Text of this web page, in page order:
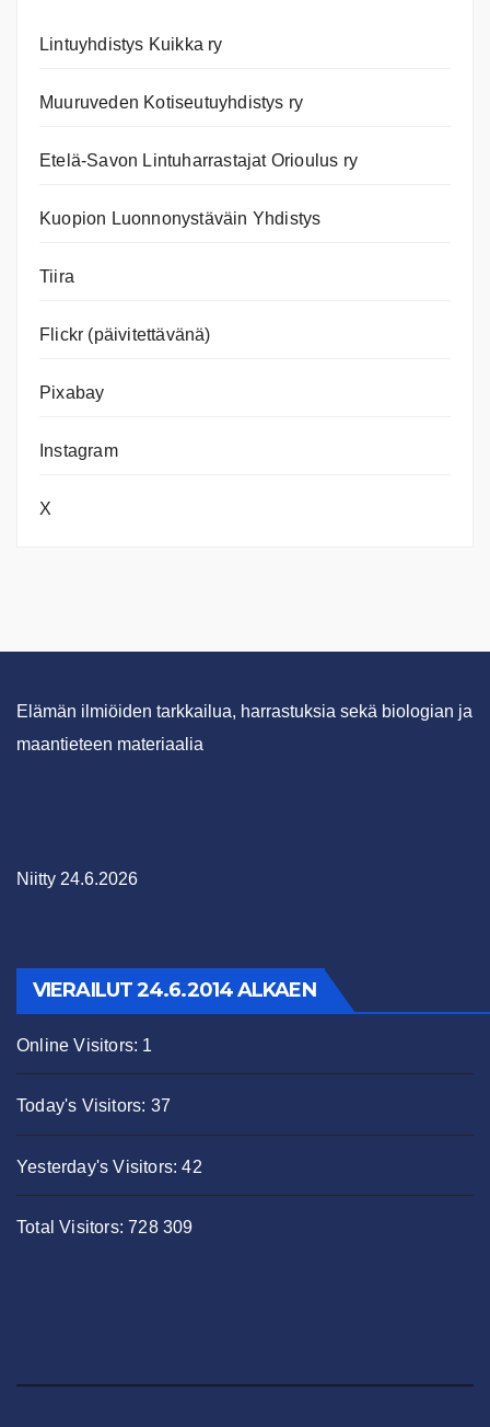
Lintuyhdistys Kuikka ry
Muuruveden Kotiseutuyhdistys ry
Etelä-Savon Lintuharrastajat Orioulus ry
Kuopion Luonnonystäväin Yhdistys
Tiira
Flickr (päivitettävänä)
Pixabay
Instagram
X
Elämän ilmiöiden tarkkailua, harrastuksia sekä biologian ja
maantieteen materiaalia
Niitty 24.6.2026
VIERAILUT 24.6.2014 ALKAEN
Online Visitors: 1
Today's Visitors: 37
Yesterday's Visitors:42
Total Visitors:728 309